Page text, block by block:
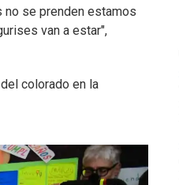
no se prenden estamos
van a estar",
colorado en la